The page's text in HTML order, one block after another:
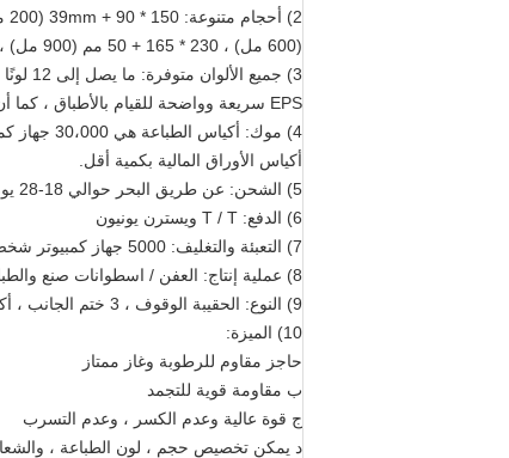
(600 مل) ، 230 * 165 + 50 مم (900 مل) ، الخ.
EPS سريعة وواضحة للقيام بالأطباق ، كما أن ملف JPG جيد لنا ).
4) موك: أكياس الطباعة هي 30،000 جهاز كمبيوتر شخصى ، ووقت الإنتاج هو 8-10 أيام.
أكياس الأوراق المالية بكمية أقل.
5) الشحن: عن طريق البحر حوالي 18-28 يوما أو عن طريق التعبير عن (DHL ، UPS ، FEDEX) والهواء حوالي 3-4days
6) الدفع: T / T ويسترن يونيون
7) التعبئة والتغليف: 5000 جهاز كمبيوتر شخصى ، حتى 10000 جهاز كمبيوتر شخصى أكياس صغيرة في 1 الكرتون أو حسب أحجام العملاء المطلوبة
8) عملية إنتاج: العفن / اسطوانات صنع والطباعة والترقيق ، والفصل والقطع ، وصنع كيس ، والتفتيش ، والتعبئة في صندوق من الورق المقوى
9) النوع: الحقيبة الوقوف ، 3 ختم الجانب ، أكياس نوني مع جانب احباط 1 و 1 جانب واضح
10) الميزة:
حاجز مقاوم للرطوبة وغاز ممتاز
ب مقاومة قوية للتجمد
ج قوة عالية وعدم الكسر ، وعدم التسرب
د يمكن تخصيص حجم ، لون الطباعة ،